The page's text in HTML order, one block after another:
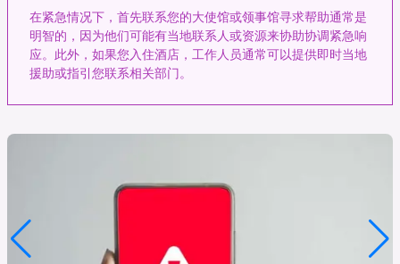
在紧急情况下，首先联系您的大使馆或领事馆寻求帮助通常是
明智的，因为他们可能有当地联系人或资源来协助协调紧急响
应。此外，如果您入住酒店，工作人员通常可以提供即时当地
援助或指引您联系相关部门。